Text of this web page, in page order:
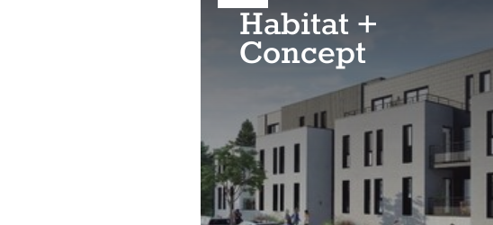
Habitat +
Concept